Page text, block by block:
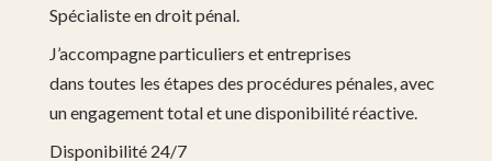
Spécialiste en droit pénal.
J’accompagne particuliers et entreprises
dans toutes les étapes des procédures pénales, avec
un engagement total et une disponibilité réactive.
Disponibilité 24/7